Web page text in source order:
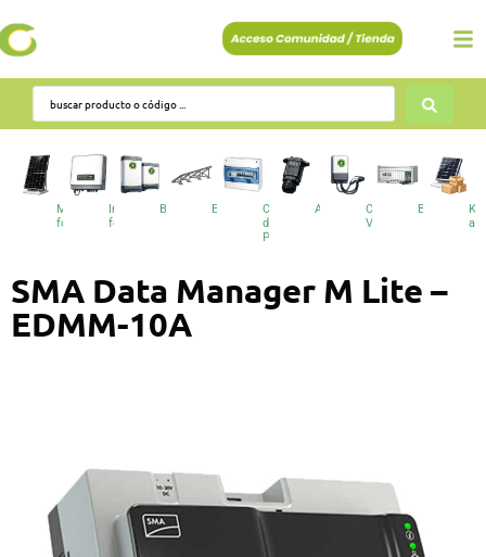
Módulos
fotovoltaicos
Inversores
fotovoltaicos
Baterías EstructurasCuadros
de
Protecciones
AccesoriosCargadores
VE
BESS
SMA Data Manager M Lite –
EDMM-10A